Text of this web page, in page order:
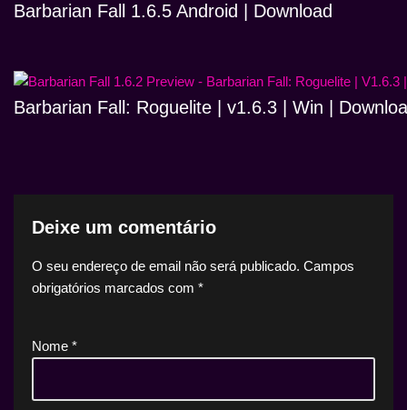
Barbarian Fall 1.6.5 Android | Download
Barbarian Fall: Roguelite | v1.6.3 | Win |
Deixe um comentário
O seu endereço de email não será publicado. Campos
obrigatórios marcados com *
Nome *